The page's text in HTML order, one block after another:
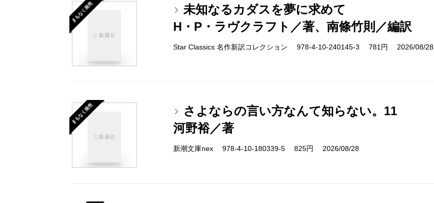
まもなく発売
未知なるカダスを夢に求めて
H・P・ラヴクラフト／著、南條竹則／編訳
Star Classics 名作新訳コレクション 978-4-10-240145-3 781円 2026/08/28
まもなく発売
さよならの言い方なんて知らない。11
河野裕／著
新潮文庫nex 978-4-10-180339-5 825円 2026/08/28